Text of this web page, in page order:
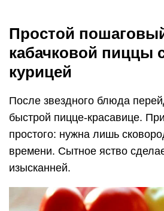
Простой
кабачковой пиццы
курицей
После звездного блюда
быстрой пицце-красавице.
простого: нужна лишь
времени. Сытное яство
изысканней.